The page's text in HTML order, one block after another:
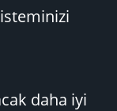
daha iyi